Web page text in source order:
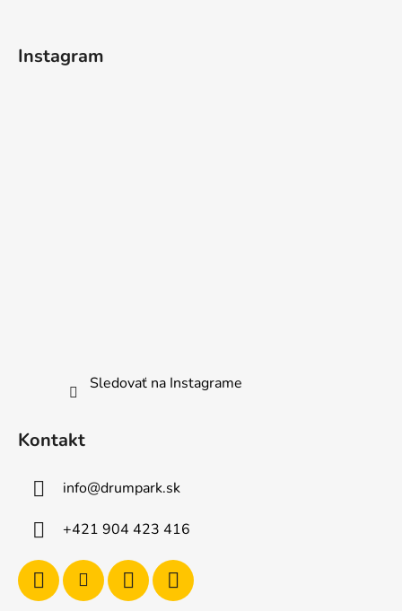
Instagram
Sledovať na Instagrame
Kontakt
info@drumpark.sk
+421 904 423 416